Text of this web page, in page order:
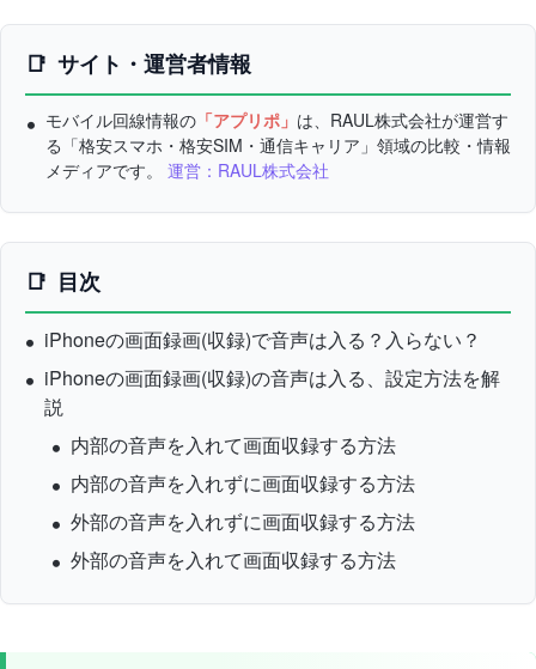
サイト・運営者情報
モバイル回線情報の 「アプリポ」 は、RAUL株式会社が運営す
る「格安スマホ・格安SIM・通信キャリア」領域の比較・情報
メディアです。 運営：RAUL株式会社
目次
iPhoneの画面録画(収録)で音声は入る？入らない？
iPhoneの画面録画(収録)の音声は入る、設定方法を解
説
内部の音声を入れて画面収録する方法
内部の音声を入れずに画面収録する方法
外部の音声を入れずに画面収録する方法
外部の音声を入れて画面収録する方法